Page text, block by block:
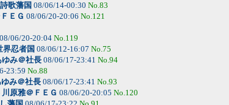
歌藩国 08/06/14-00:30 No.83
ＥＧ 08/06/20-20:06 No.121
08/06/20-20:04 No.119
界忍者国 08/06/12-16:07 No.75
ゆみ＠社長 08/06/17-23:41 No.94
23:59 No.88
み＠社長 08/06/17-23:41 No.93
川原雅＠ＦＥＧ 08/06/20-20:05 No.120